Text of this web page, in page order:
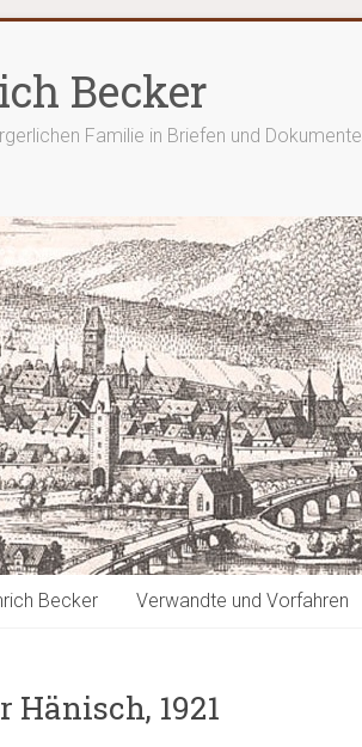
Becker
Familie in Briefen und
Becker Verwandte und Vorfahren
Hänisch, 1921